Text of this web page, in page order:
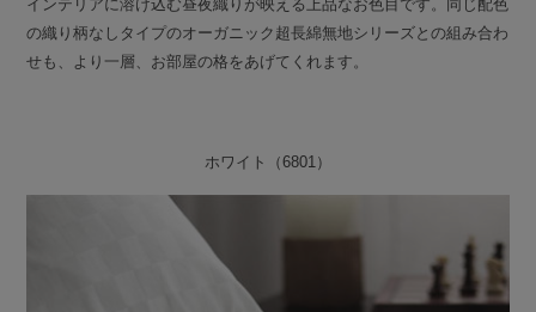
インテリアに溶け込む昼夜織りが映える上品なお色目です。同じ配色
の織り柄なしタイプのオーガニック超長綿無地シリーズとの組み合わ
せも、より一層、お部屋の格をあげてくれます。
ホワイト（6801）